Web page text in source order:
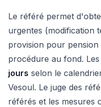
Le référé permet
urgentes (modification
provision pour pension
procédure au fond.
jours selon le
Vesoul. Le juge des
référés et les mesures